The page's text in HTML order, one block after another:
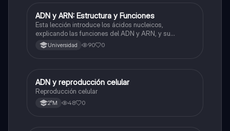
Biología
ADN y ARN: Estructura y Funciones
Esta lección introduce los ácidos nucleicos,
explicando las funciones del ADN y ARN, y su
estructura basada en nucleótidos.
Universidad 90 0
Biología
ADN y reproducción celular
Reproducción celular
2°M 48 0